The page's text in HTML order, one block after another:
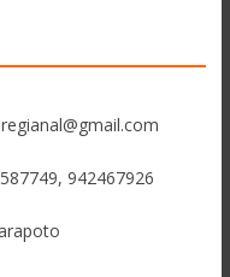
942467926